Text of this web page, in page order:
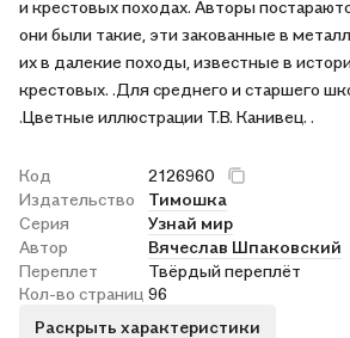
и крестовых походах. Авторы
они были такие, эти закованные в
их в далекие походы, известные в
крестовых. .Для среднего и старшего
.Цветные иллюстрации Т.В. Канивец. .
Код
2126960
Издательство
Тимошка
Серия
Узнай мир
Автор
Вячеслав Шпаковский
Переплет
Твёрдый переплёт
Кол-во страниц 96
Раскрыть характеристики